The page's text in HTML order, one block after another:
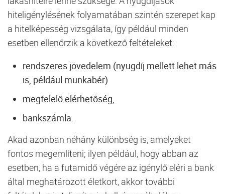
hiteligénylésének folyamatában szintén szerepet kap
a hitelképesség vizsgálata, így például minden
esetben ellenőrzik a következő feltételeket:
rendszeres jövedelem (nyugdíj mellett lehet más
is, például munkabér)
megfelelő elérhetőség,
bankszámla.
Akad azonban néhány különbség is, amelyeket
fontos megemlíteni; ilyen például, hogy abban az
esetben, ha a futamidő végére az igénylő eléri a bank
által meghatározott életkort, akkor további